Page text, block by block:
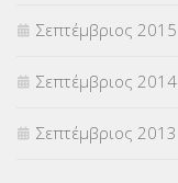
Σεπτέμβριος 2015
Σεπτέμβριος 2014
Σεπτέμβριος 2013